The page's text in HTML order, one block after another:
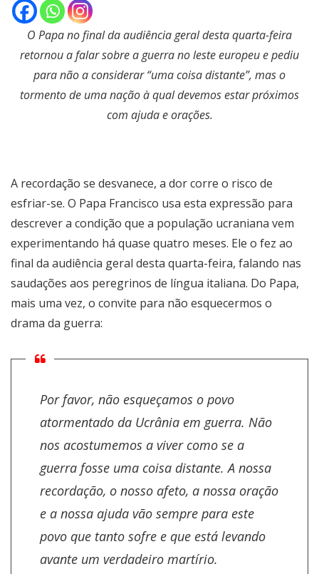
O Papa no final da audiência geral desta quarta-feira
retornou a falar sobre a guerra no leste europeu e pediu
para não a considerar “uma coisa distante”, mas o
tormento de uma nação à qual devemos estar próximos
com ajuda e orações.
A recordação se desvanece, a dor corre o risco de
esfriar-se. O Papa Francisco usa esta expressão para
descrever a condição que a população ucraniana vem
experimentando há quase quatro meses. Ele o fez ao
final da audiência geral desta quarta-feira, falando nas
saudações aos peregrinos de língua italiana. Do Papa,
mais uma vez, o convite para não esquecermos o
drama da guerra:
Por favor, não esqueçamos o povo
atormentado da Ucrânia em guerra. Não
nos acostumemos a viver como se a
guerra fosse uma coisa distante. A nossa
recordação, o nosso afeto, a nossa oração
e a nossa ajuda vão sempre para este
povo que tanto sofre e que está levando
avante um verdadeiro martírio.